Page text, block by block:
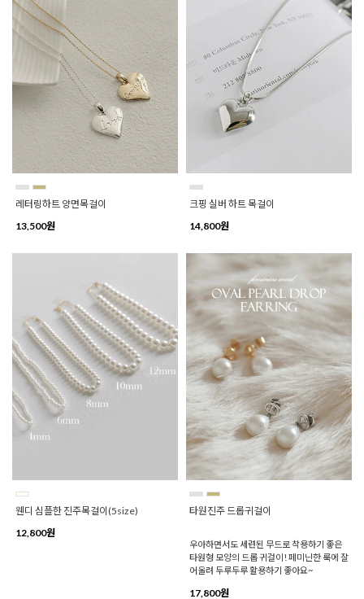
레터링하트 양면목걸이
13,500원
크핑 실버 하트 목걸이
14,800원
웬디 심플한 진주목걸이(5size)
12,800원
타원진주 드롭귀걸이
우아하면서도 세련된 무드로 착용하기 좋은
타원형 모양의 드롭 귀걸이! 페미닌한 룩에 잘
어울려 두루두루 활용하기 좋아요~
17,800원